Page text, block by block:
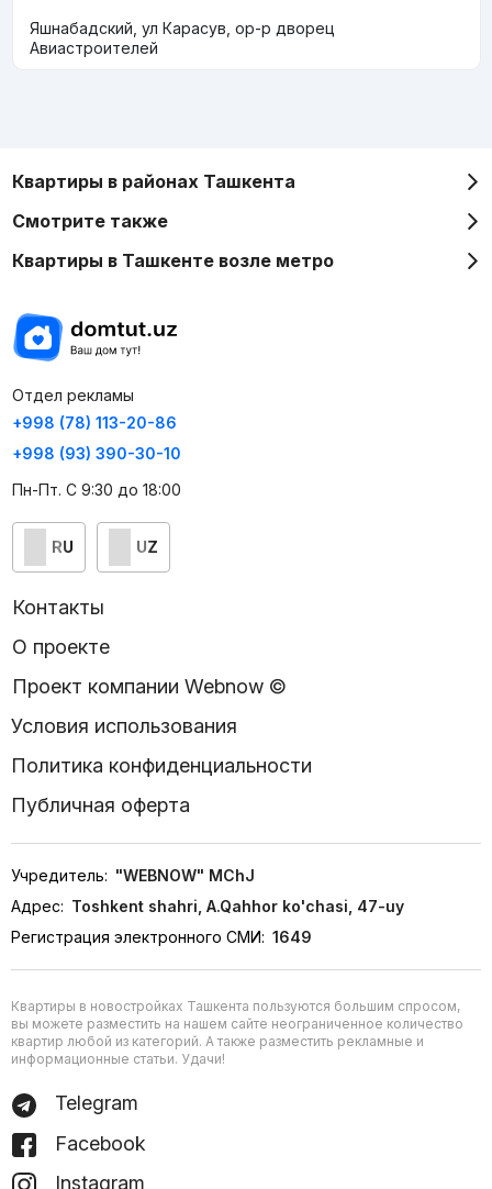
Яшнабадский, ул Карасув, ор-р дворец
Авиастроителей
Квартиры в районах Ташкента
Смотрите также
Квартиры в Ташкенте возле метро
Отдел рекламы
+998 (78) 113-20-86
+998 (93) 390-30-10
Пн-Пт. С 9:30 до 18:00
RU UZ
Контакты
О проекте
Проект компании Webnow ©
Условия использования
Политика конфиденциальности
Публичная оферта
Учредитель: "WEBNOW" MChJ
Адрес: Toshkent shahri, A.Qahhor ko'chasi, 47-uy
Регистрация электронного СМИ: 1649
Квартиры в новостройках Ташкента пользуются большим спросом,
вы можете разместить на нашем сайте неограниченное количество
квартир любой из категорий. А также разместить рекламные и
информационные статьи. Удачи!
Telegram
Facebook
Instagram